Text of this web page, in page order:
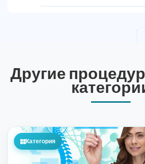
Другие
Категория